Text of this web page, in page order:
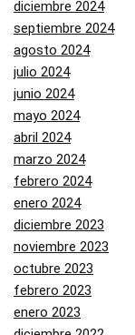
diciembre 2024
septiembre 2024
agosto 2024
julio 2024
junio 2024
mayo 2024
abril 2024
marzo 2024
febrero 2024
enero 2024
diciembre 2023
noviembre 2023
octubre 2023
febrero 2023
enero 2023